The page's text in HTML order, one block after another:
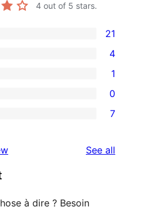
4 out of 5 stars.
21
4
1
0
7
See all
à dire ? Besoin